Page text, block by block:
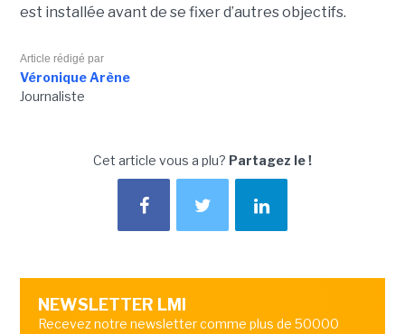
est installée avant de se fixer d’autres objectifs.
Article rédigé par
Véronique Arène
Journaliste
Cet article vous a plu? Partagez le !
NEWSLETTER LMI
Recevez notre newsletter comme plus de 50000